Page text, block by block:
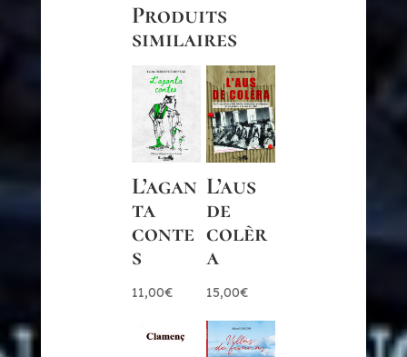
Produits
similaires
L’agan
ta
conte
s
11,00€
L’aus
de
colèr
a
15,00€